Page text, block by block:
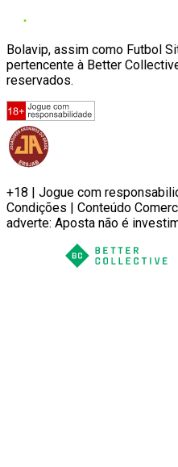
Bolavip, assim como Futbol
pertencente à Better
reservados.
+18 | Jogue com
Condições | Conteúdo
adverte: Aposta não é